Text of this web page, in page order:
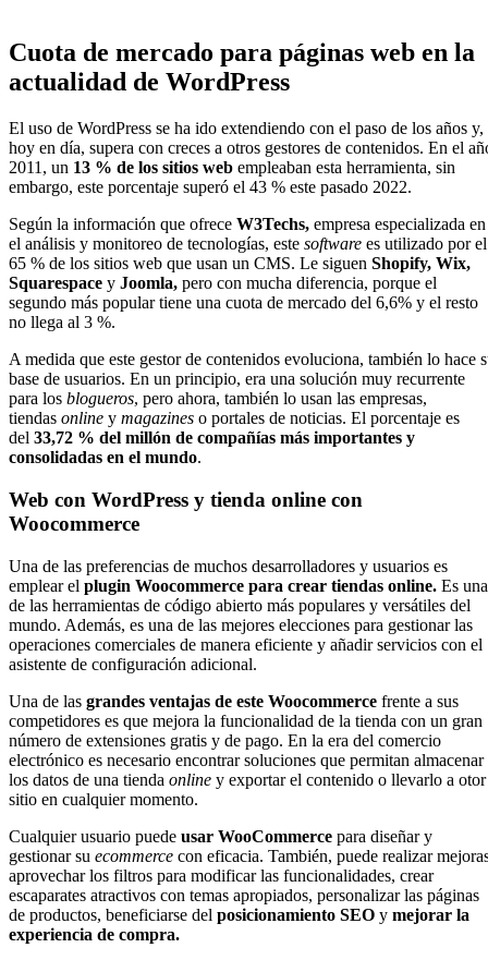
Cuota de mercado para páginas web en la
actualidad de WordPress
El uso de WordPress se ha ido extendiendo con el paso de los años y,
hoy en día, supera con creces a otros gestores de contenidos. En el
2011, un 13 % de los sitios web empleaban esta herramienta, sin
embargo, este porcentaje superó el 43 % este pasado 2022.
Según la información que ofrece W3Techs, empresa especializada en
el análisis y monitoreo de tecnologías, este software es utilizado por el
65 % de los sitios web que usan un CMS. Le siguen Shopify, Wix,
Squarespace y Joomla, pero con mucha diferencia, porque el
segundo más popular tiene una cuota de mercado del 6,6% y el resto
no llega al 3 %.
A medida que este gestor de contenidos evoluciona, también lo hace
base de usuarios. En un principio, era una solución muy recurrente
para los blogueros, pero ahora, también lo usan las empresas,
tiendas online y magazines o portales de noticias. El porcentaje es
del 33,72 % del millón de compañías más importantes y
consolidadas en el mundo.
Web con WordPress y tienda online con
Woocommerce
Una de las preferencias de muchos desarrolladores y usuarios es
emplear el plugin Woocommerce para crear tiendas online. Es una
de las herramientas de código abierto más populares y versátiles del
mundo. Además, es una de las mejores elecciones para gestionar las
operaciones comerciales de manera eficiente y añadir servicios con el
asistente de configuración adicional.
Una de las grandes ventajas de este Woocommerce frente a sus
competidores es que mejora la funcionalidad de la tienda con un gran
número de extensiones gratis y de pago. En la era del comercio
electrónico es necesario encontrar soluciones que permitan almacenar
los datos de una tienda online y exportar el contenido o llevarlo a otor
sitio en cualquier momento.
Cualquier usuario puede usar WooCommerce para diseñar y
gestionar su ecommerce con eficacia. También, puede realizar
aprovechar los filtros para modificar las funcionalidades, crear
escaparates atractivos con temas apropiados, personalizar las páginas
de productos, beneficiarse del posicionamiento SEO y mejorar la
experiencia de compra.